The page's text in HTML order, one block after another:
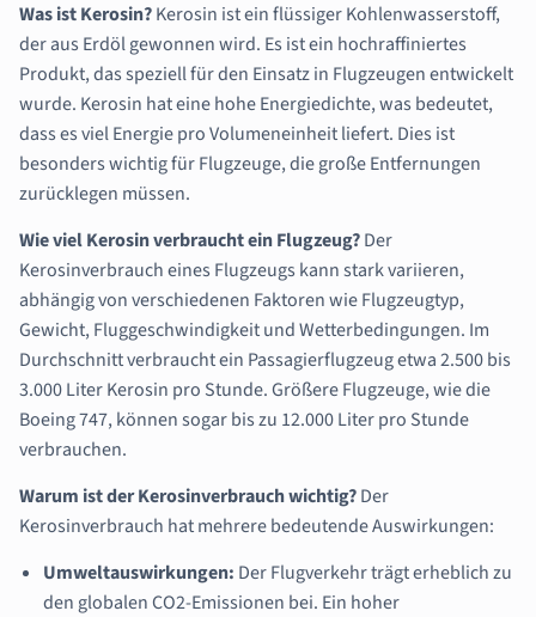
Was ist Kerosin?Kerosin ist ein flüssiger Kohlenwasserstoff,
der aus Erdöl gewonnen wird. Es ist ein hochraffiniertes
Produkt, das speziell für den Einsatz in Flugzeugen entwickelt
wurde. Kerosin hat eine hohe Energiedichte, was bedeutet,
dass es viel Energie pro Volumeneinheit liefert. Dies ist
besonders wichtig für Flugzeuge, die große Entfernungen
zurücklegen müssen.
Wie viel Kerosin verbraucht ein Flugzeug?Der
Kerosinverbrauch eines Flugzeugs kann stark variieren,
abhängig von verschiedenen Faktoren wie Flugzeugtyp,
Gewicht, Fluggeschwindigkeit und Wetterbedingungen. Im
Durchschnitt verbraucht ein Passagierflugzeug etwa 2.500 bis
3.000 Liter Kerosin pro Stunde. Größere Flugzeuge, wie die
Boeing 747, können sogar bis zu 12.000 Liter pro Stunde
verbrauchen.
Warum ist der Kerosinverbrauch wichtig?Der
Kerosinverbrauch hat mehrere bedeutende Auswirkungen:
Umweltauswirkungen: Der Flugverkehr trägt erheblich zu
den globalen CO2-Emissionen bei. Ein hoher